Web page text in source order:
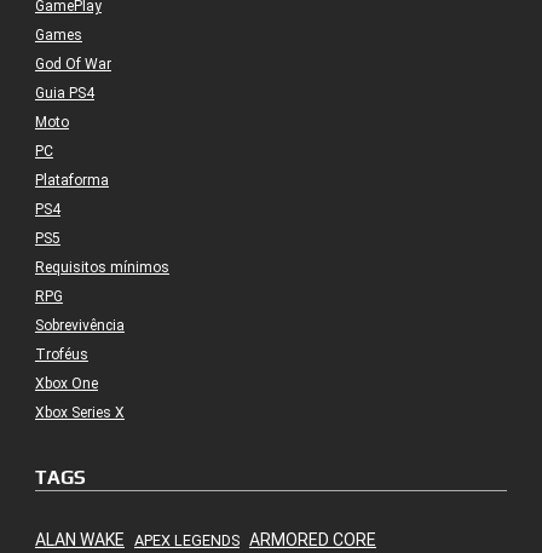
GamePlay
Games
God Of War
Guia PS4
Moto
PC
Plataforma
PS4
PS5
Requisitos mínimos
RPG
Sobrevivência
Troféus
Xbox One
Xbox Series X
TAGS
ALAN WAKE APEX LEGENDS ARMORED CORE